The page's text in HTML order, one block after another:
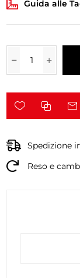
Guida alle
Spedizione
Reso e